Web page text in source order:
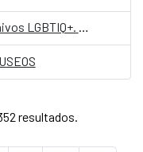
Encuentro Iberoamericano de Archivos LGBTIQ+. Nuevas cartografías y redes de colaboración
resultados.